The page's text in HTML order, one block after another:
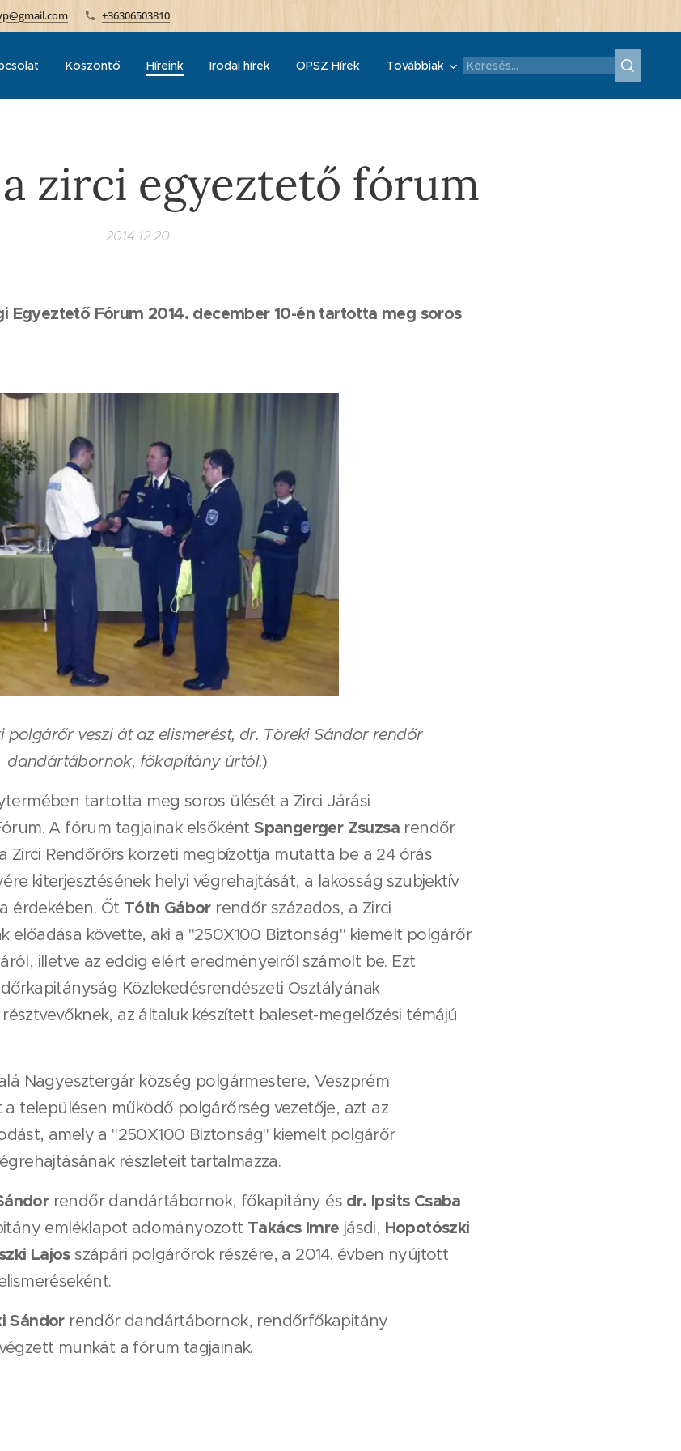
+36306503810
Köszöntő Híreink Irodai hírek OPSZ Hírek Továbbiak
zirci egyeztető fórum
2014.12.20
Egyeztető Fórum 2014. december 10-én tartotta meg soros
polgárőr veszi át az elismerést, dr. Töreki Sándor rendőr
dandártábornok, főkapitány úrtól.)
tartotta meg soros ülését a Zirci Járási
A fórum tagjainak elsőkéntSpangerger Zsuzsa rendőr
Zirci Rendőrőrs körzeti megbízottja mutatta be a 24 órás
kiterjesztésének helyi végrehajtását, a lakosság szubjektív
érdekében. Őt Tóth Gábor rendőr százados, a Zirci
előadása követte, aki a "250X100 Biztonság" kiemelt polgárőr
illetve az eddig elért eredményeiről számolt be. Ezt
Közlekedésrendészeti Osztályának
az általuk készített baleset-megelőzési témájú
Nagyesztergár község polgármestere, Veszprém
településen működő polgárőrség vezetője, azt az
amely a "250X100 Biztonság" kiemelt polgárőr
részleteit tartalmazza.
rendőr dandártábornok, főkapitány és dr. Ipsits Csaba
emléklapot adományozott Takács Imre jásdi, Hopotószki
Lajosszápári polgárőrök részére, a 2014. évben nyújtott
Sándorrendőr dandártábornok, rendőrfőkapitány
munkát a fórum tagjainak.